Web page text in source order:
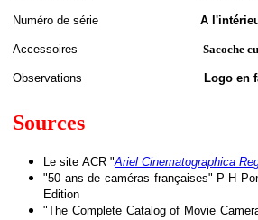
Numéro de série A
Accessoires Sacoche
Observations Logo en
Sources
Le site ACR "Ariel Cinematographica
"50 ans de caméras françaises" P-H
Edition
"The Complete Catalog of Movie